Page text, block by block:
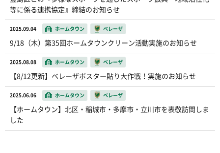
等に係る連携協定』締結のお知らせ
2025.09.04 ホームタウン ベレーザ
9/18（木）第35回ホームタウンクリーン活動実施のお知らせ
2025.08.08 ホームタウン ベレーザ
【8/12更新】ベレーザポスター貼り大作戦！実施のお知らせ
2025.06.06 ホームタウン ベレーザ
【ホームタウン】北区・稲城市・多摩市・立川市を表敬訪問しま
した